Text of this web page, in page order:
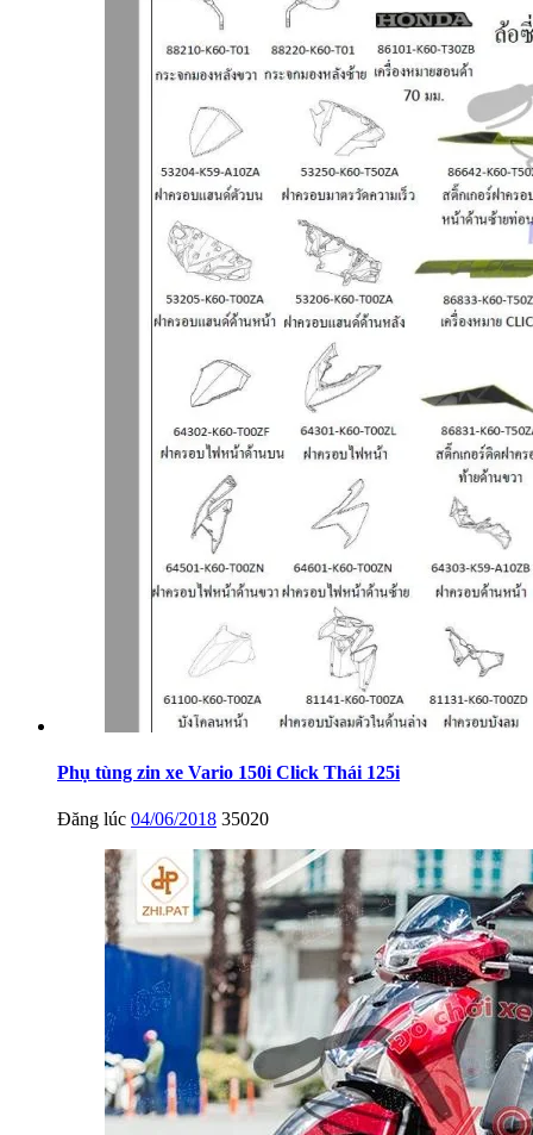
Phụ tùng zin xe Vario 150i Click Thái 125i
Đăng lúc 04/06/2018 35020